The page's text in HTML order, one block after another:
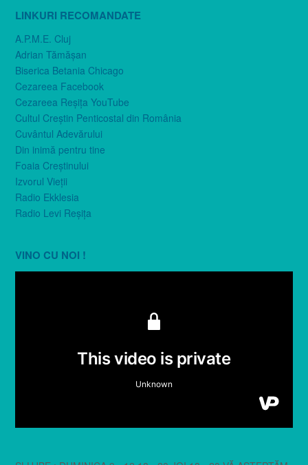
LINKURI RECOMANDATE
A.P.M.E. Cluj
Adrian Tămăşan
Biserica Betania Chicago
Cezareea Facebook
Cezareea Reşiţa YouTube
Cultul Creştin Penticostal din România
Cuvântul Adevărului
Din inimă pentru tine
Foaia Creştinului
Izvorul Vieţii
Radio Ekklesia
Radio Levi Reşiţa
VINO CU NOI !